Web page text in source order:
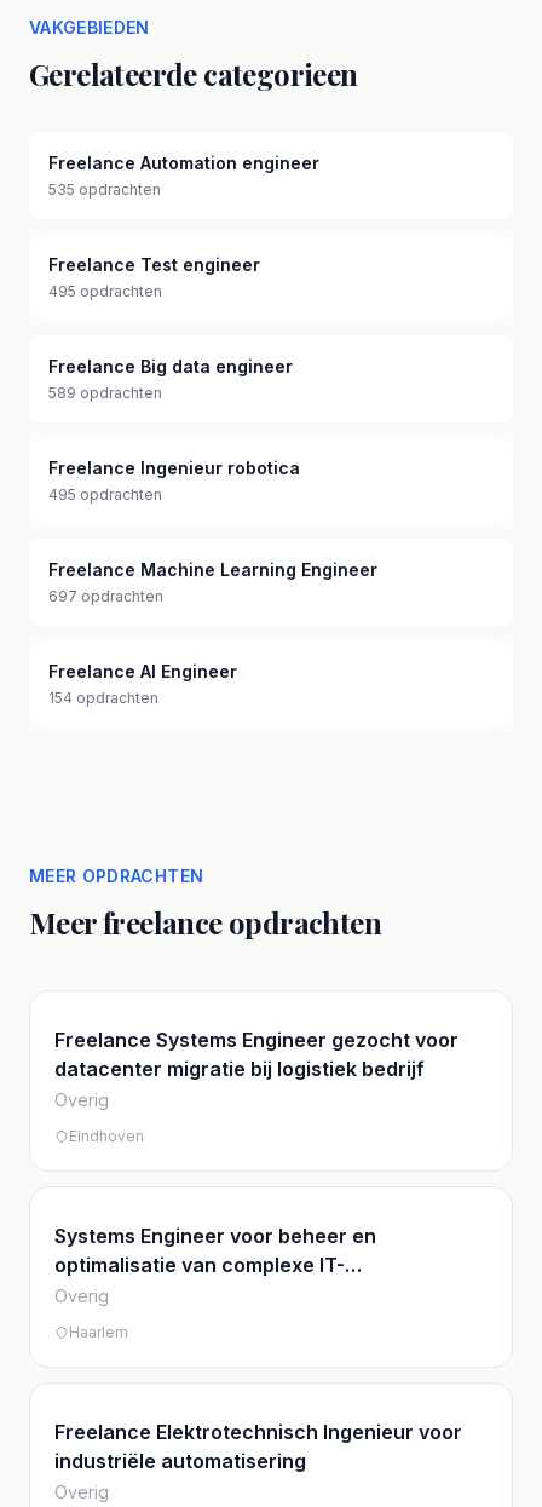
VAKGEBIEDEN
Gerelateerde categorieen
Freelance Automation engineer
535 opdrachten
Freelance Test engineer
495 opdrachten
Freelance Big data engineer
589 opdrachten
Freelance Ingenieur robotica
495 opdrachten
Freelance Machine Learning Engineer
697 opdrachten
Freelance AI Engineer
154 opdrachten
MEER OPDRACHTEN
Meer freelance opdrachten
Freelance Systems Engineer gezocht voor
datacenter migratie bij logistiek bedrijf
Overig
Eindhoven
Systems Engineer voor beheer en
optimalisatie van complexe IT-
infrastructuren
Overig
Haarlem
Freelance Elektrotechnisch Ingenieur voor
industriële automatisering
Overig